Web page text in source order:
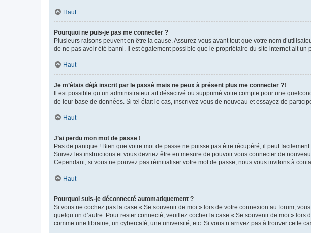
Haut
Pourquoi ne puis-je pas me connecter ?
Plusieurs raisons peuvent en être la cause. Assurez-vous avant tout que votre nom
de ne pas avoir été banni. Il est également possible que le propriétaire du site internet ait un
Haut
Je m’étais déjà inscrit par le passé mais ne peux à présent plus me connecter ?!
Il est possible qu’un administrateur ait désactivé ou supprimé votre compte pour une
de leur base de données. Si tel était le cas, inscrivez-vous de nouveau et essayez de
Haut
J’ai perdu mon mot de passe !
Pas de panique ! Bien que votre mot de passe ne puisse pas être récupéré, il peut
Suivez les instructions et vous devriez être en mesure de pouvoir vous connecter de
Cependant, si vous ne pouvez pas réinitialiser votre mot de passe, nous vous invitons à
Haut
Pourquoi suis-je déconnecté automatiquement ?
Si vous ne cochez pas la case « Se souvenir de moi » lors de votre connexion au forum,
quelqu’un d’autre. Pour rester connecté, veuillez cocher la case « Se souvenir de moi »
comme une librairie, un cybercafé, une université, etc. Si vous n’arrivez pas à trouver cette